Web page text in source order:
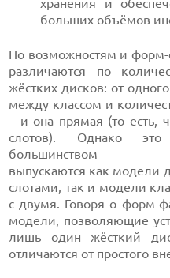
хранения и
больших объёмов
По возможностям и форм-
различаются по
жёстких дисков: от
между классом и
– и она прямая (то есть,
слотов). Однако
большинством
выпускаются как модели
слотами, так и модели
с двумя. Говоря о форм-
модели, позволяющие
лишь один жёсткий
отличаются от простого